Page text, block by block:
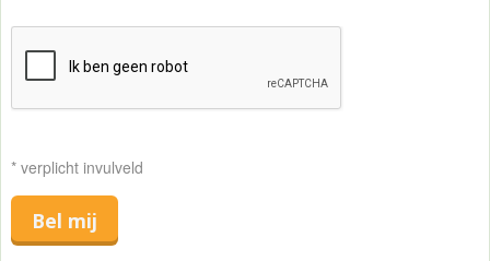
* verplicht invulveld
Bel mij